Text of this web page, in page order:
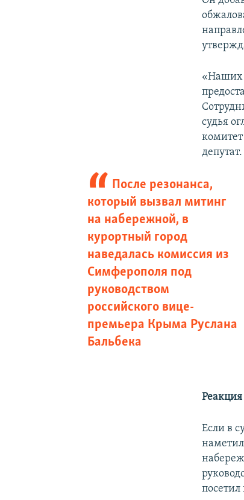
«Наших
судья
комитет
депутат.
После резонанса,
который вызвал митинг
на набережной, в
курортный город
наведалась комиссия из
Симферополя под
руководством
российского вице-
премьера Крыма Руслана
Бальбека
Если в